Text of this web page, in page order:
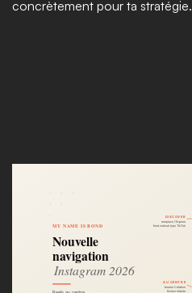
concrètement pour ta stratégie.